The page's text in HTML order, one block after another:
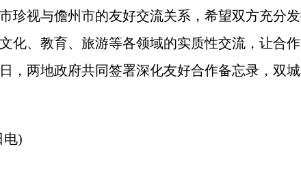
珍视与儋州市的友好交流关系，希望双方充分
化、教育、旅游等各领域的实质性交流，让合
，两地政府共同签署深化友好合作备忘录，双
)